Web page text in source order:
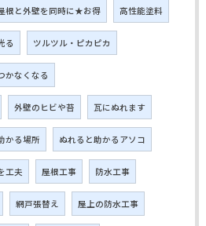
根と外壁を同時に★お得 高性能塗料
る ツルツル・ピカピカ
かなくなる
外壁のヒビや苔 瓦にぬれます
かる場所 ぬれると助かるアソコ
工夫 屋根工事 防水工事
網戸張替え 屋上の防水工事